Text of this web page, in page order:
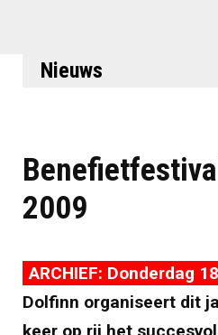
Nieuws
2009
ARCHIEF: Donderdag
Dolfinn organiseert dit
keer op rij het